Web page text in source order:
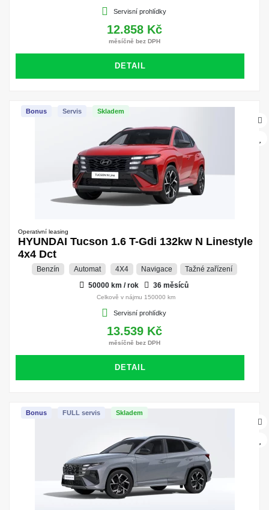
Servisní prohlídky
12.858 Kč
měsíčně bez DPH
DETAIL
Skladem
Servis
Bonus
Operativní leasing
HYUNDAI Tucson 1.6 T-Gdi 132kw N Linestyle
4x4 Dct
Benzín Automat 4X4 Navigace
Tažné zařízení
50000 km / rok
36 měsíců
Celkově v nájmu 150000 km
Servisní prohlídky
13.539 Kč
měsíčně bez DPH
DETAIL
Skladem
FULL servis
Bonus